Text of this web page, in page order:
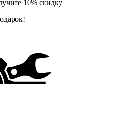
10% скидку